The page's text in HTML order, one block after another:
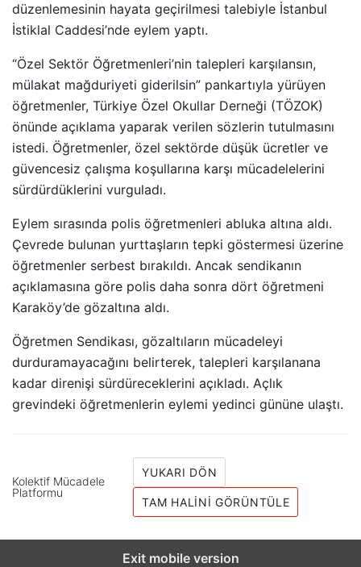
düzenlemesinin hayata geçirilmesi talebiyle İstanbul
İstiklal Caddesi’nde eylem yaptı.
“Özel Sektör Öğretmenleri’nin talepleri karşılansın,
mülakat mağduriyeti giderilsin” pankartıyla yürüyen
öğretmenler, Türkiye Özel Okullar Derneği (TÖZOK)
önünde açıklama yaparak verilen sözlerin tutulmasını
istedi. Öğretmenler, özel sektörde düşük ücretler ve
güvencesiz çalışma koşullarına karşı mücadelelerini
sürdürdüklerini vurguladı.
Eylem sırasında polis öğretmenleri abluka altına aldı.
Çevrede bulunan yurttaşların tepki göstermesi üzerine
öğretmenler serbest bırakıldı. Ancak sendikanın
açıklamasına göre polis daha sonra dört öğretmeni
Karaköy’de gözaltına aldı.
Öğretmen Sendikası, gözaltıların mücadeleyi
durduramayacağını belirterek, talepleri karşılanana
kadar direnişi sürdüreceklerini açıkladı. Açlık
grevindeki öğretmenlerin eylemi yedinci gününe ulaştı.
Kolektif Mücadele
Platformu
YUKARI DÖN
TAM HALINI GÖRÜNTÜLE
Exit mobile version